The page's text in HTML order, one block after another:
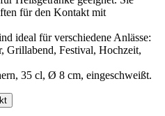
für den Kontakt mit
ideal für verschiedene Anlässe:
Grillabend, Festival, Hochzeit,
35 cl, Ø 8 cm, eingeschweißt.